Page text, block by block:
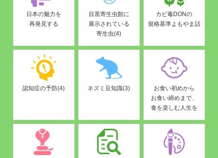
日本の魅力を
再発見する
目黒寄生虫館に
展示されている
寄生虫(4)
カビ毒DONの
規格基準よもやま話
認知症の予防(4) ネズミ豆知識(3)
お食い初めから
お食い締めまで、
食を楽しむ人生を